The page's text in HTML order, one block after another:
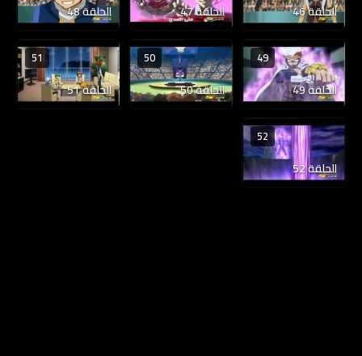
الحلقة 46 الحلقة 47 الحلقة 48
49
الحلقة 49
50
الحلقة 50
51
الحلقة 51
52
الحلقة 52